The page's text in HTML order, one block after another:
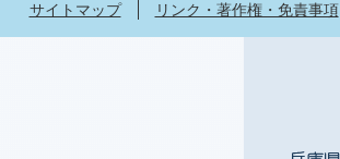
サイトマップ リンク・著作権・免責事項